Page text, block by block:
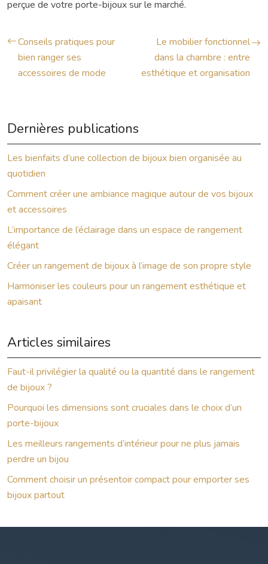
perçue de votre porte-bijoux sur le marché.
Conseils pratiques pour
bien ranger ses
accessoires de mode
Le mobilier fonctionnel
dans la chambre : entre
esthétique et organisation
Dernières publications
Les bienfaits d’une collection de bijoux bien organisée au
quotidien
Comment créer une ambiance magique autour de vos bijoux
et accessoires
L’importance de l’éclairage dans un espace de rangement
élégant
Créer un rangement de bijoux à l’image de son propre style
Harmoniser les couleurs pour un rangement esthétique et
apaisant
Articles similaires
Faut-il privilégier la qualité ou la quantité dans le rangement
de bijoux ?
Pourquoi les dimensions sont cruciales dans le choix d’un
porte-bijoux
Les meilleurs rangements d’intérieur pour ne plus jamais
perdre un bijou
Comment choisir un présentoir compact pour emporter ses
bijoux partout